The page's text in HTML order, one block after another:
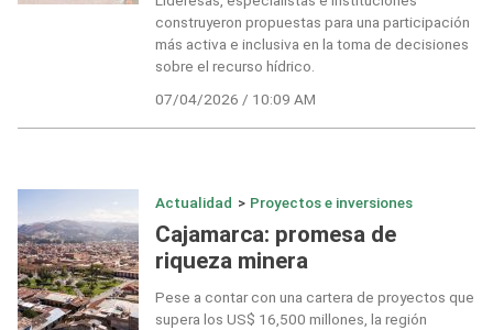
construyeron propuestas para una participación
más activa e inclusiva en la toma de decisiones
sobre el recurso hídrico.
07/04/2026 / 10:09 AM
Actualidad > Proyectos e inversiones
Cajamarca: promesa de
riqueza minera
Pese a contar con una cartera de proyectos que
supera los US$ 16,500 millones, la región